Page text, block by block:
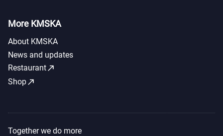
More KMSKA
About KMSKA
News and updates
Restaurantcall_made
Shopcall_made
Together we do more